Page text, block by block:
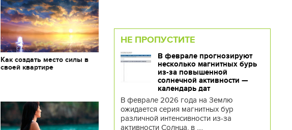
Как создать место силы в
своей квартире
НЕ ПРОПУСТИТЕ
В феврале прогнозируют
несколько магнитных бурь
из-за повышенной
солнечной активности —
календарь дат
В феврале 2026 года на Землю
ожидается серия магнитных бур
различной интенсивности из-за
активности Солнца, в ....